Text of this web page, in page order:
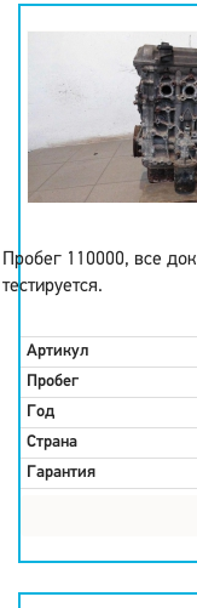
Пробег 110000, все
тестируется.
Артикул
Пробег
Год
Страна
Гарантия